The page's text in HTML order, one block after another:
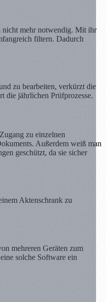
nicht mehr notwendig. Mit ihr
filtern. Dadurch
zu bearbeiten, verkürzt die
die jährlichen Prüfprozesse.
zu einzelnen
Außerdem weiß man
geschützt, da sie sicher
Aktenschrank zu
mehreren Geräten zum
solche Software ein